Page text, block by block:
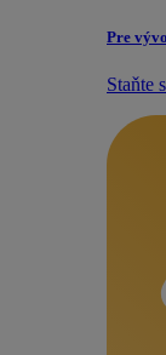
Pre
Staňte